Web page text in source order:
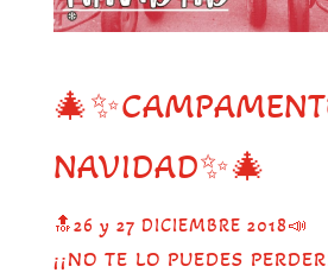
🎄✨
NAVIDAD✨🎄
🔝26 y 27 DICIEMBRE 2018📣
¡¡NO TE LO PUEDES